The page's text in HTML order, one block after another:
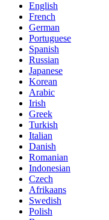
English
French
German
Portuguese
Spanish
Russian
Japanese
Korean
Arabic
Irish
Greek
Turkish
Italian
Danish
Romanian
Indonesian
Czech
Afrikaans
Swedish
Polish